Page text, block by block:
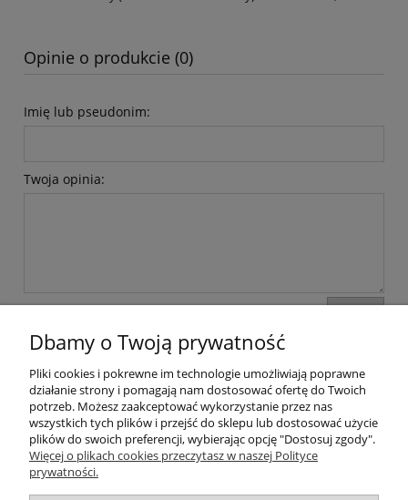
Opinie o produkcie (0)
Imię lub pseudonim:
Twoja opinia:
Moje konto
Płatności i dostawa
Dbamy o Twoją prywatność
Pliki cookies i pokrewne im technologie umożliwiają poprawne
działanie strony i pomagają nam dostosować ofertę do Twoich
potrzeb. Możesz zaakceptować wykorzystanie przez nas
wszystkich tych plików i przejść do sklepu lub dostosować użycie
plików do swoich preferencji, wybierając opcję "Dostosuj zgody".
Więcej o plikach cookies przeczytasz w naszej Polityce
prywatności.